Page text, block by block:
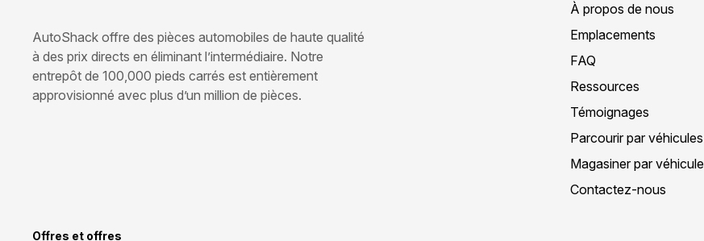
AutoShack offre des pièces automobiles de haute qualité
à des prix directs en éliminant l’intermédiaire. Notre
entrepôt de 100,000 pieds carrés est entièrement
approvisionné avec plus d’un million de pièces.
À propos de nous
Emplacements
FAQ
Ressources
Témoignages
Parcourir par véhicules
Magasiner par véhicule
Contactez-nous
Offres et offres